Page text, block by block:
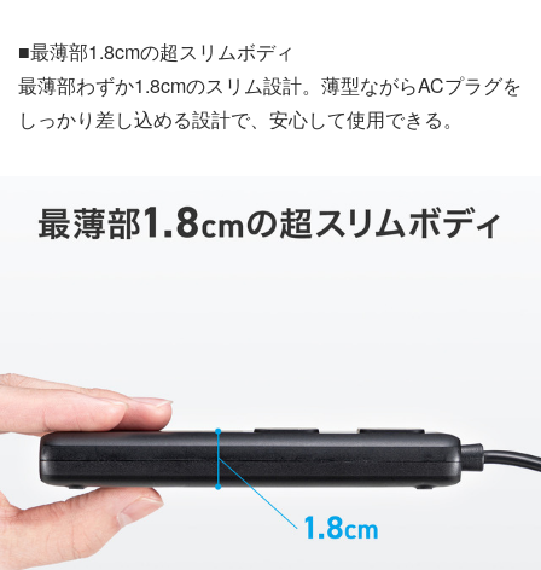
■最薄部1.8cmの超スリムボディ
最薄部わずか1.8cmのスリム設計。薄型ながらACプラグを
しっかり差し込める設計で、安心して使用できる。